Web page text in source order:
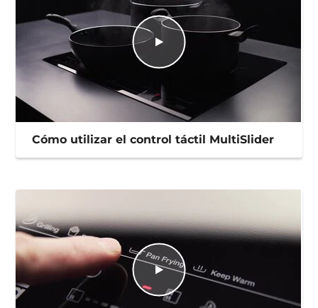
Cómo utilizar el control táctil MultiSlider